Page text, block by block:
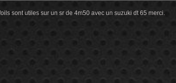
sont utiles sur un sr de 4m50 avec un suzuki dt 65 merci.